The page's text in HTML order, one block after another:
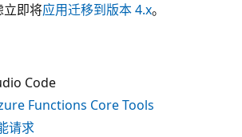
立即将应用迁移到版本 4.x。
Code
Functions Core Tools
请求